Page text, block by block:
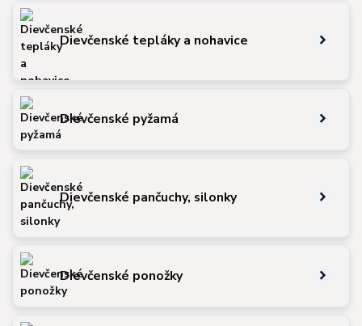
Dievčenské tepláky a nohavice
Dievčenské pyžamá
Dievčenské pančuchy, silonky
Dievčenské ponožky